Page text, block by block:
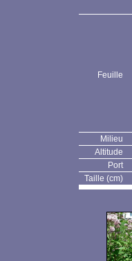
Feuille
Milieu
Altitude
Port
Taille (cm)